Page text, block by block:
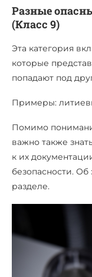
Разные
(Класс 9)
Эта категория
которые
попадают под
Примеры:
Помимо
важно также
к их
безопасности.
разделе.